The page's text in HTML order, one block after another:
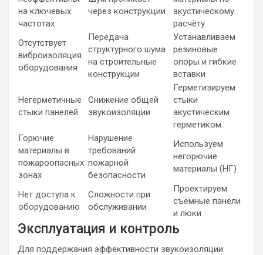
на ключевых
частотах
через конструкции
акустическому
расчёту
Отсутствует
виброизоляция
оборудования
Передача
структурного шума
на строительные
конструкции
Устанавливаем
резиновые
опоры и гибкие
вставки
Негерметичные
стыки панелей
Снижение общей
звукоизоляции
Герметизируем
стыки
акустическим
герметиком
Горючие
материалы в
пожароопасных
зонах
Нарушение
требований
пожарной
безопасности
Используем
негорючие
материалы (НГ)
Нет доступа к
оборудованию
Сложности при
обслуживании
Проектируем
съёмные панели
и люки
Эксплуатация и контроль
Для поддержания эффективности звукоизоляции: